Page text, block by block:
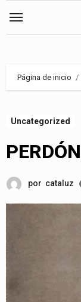
Página de inicio
Uncategorized
PERDÓN
por cataluz